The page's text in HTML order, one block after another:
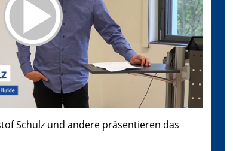
Schulz und andere präsentieren das